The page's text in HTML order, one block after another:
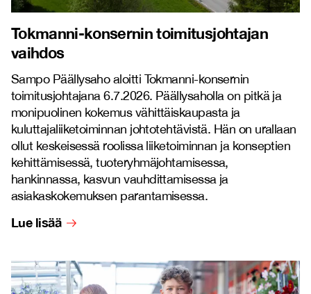
Tokmanni-konsernin toimitusjohtajan
vaihdos
Sampo Päällysaho aloitti Tokmanni-konsernin
toimitusjohtajana 6.7.2026. Päällysaholla on pitkä ja
monipuolinen kokemus vähittäiskaupasta ja
kuluttajaliiketoiminnan johtotehtävistä. Hän on urallaan
ollut keskeisessä roolissa liiketoiminnan ja konseptien
kehittämisessä, tuoteryhmäjohtamisessa,
hankinnassa, kasvun vauhdittamisessa ja
asiakaskokemuksen parantamisessa.
Lue lisää